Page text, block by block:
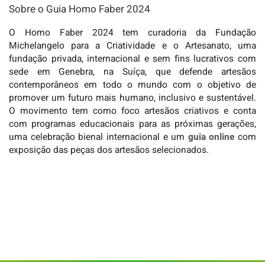
Sobre o Guia Homo Faber 2024
O Homo Faber 2024 tem curadoria da Fundação
Michelangelo para a Criatividade e o Artesanato, uma
fundação privada, internacional e sem fins lucrativos com
sede em Genebra, na Suíça, que defende artesãos
contemporâneos em todo o mundo com o objetivo de
promover um futuro mais humano, inclusivo e sustentável.
O movimento tem como foco artesãos criativos e conta
com programas educacionais para as próximas gerações,
uma celebração bienal internacional e um guia online com
exposição das peças dos artesãos selecionados.